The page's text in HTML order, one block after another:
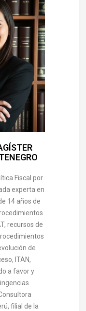
Fiscal por
experta en
14 años de
recursos de
de
ITAN,
a favor y
filial de la